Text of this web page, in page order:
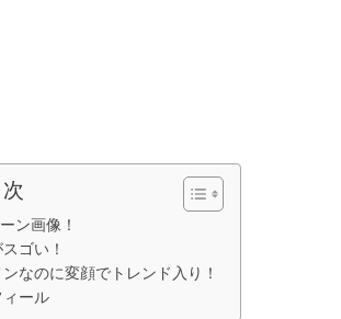
ン画像！
ゴい！
なのに変顔でトレンド入り！
ール